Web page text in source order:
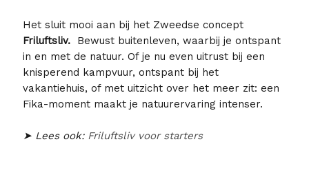
Het sluit mooi aan bij het Zweedse concept
Friluftsliv.
Bewust buitenleven, waarbij je ontspant
in en met de natuur. Of je nu even uitrust bij een
knisperend kampvuur, ontspant bij het
vakantiehuis, of met uitzicht over het meer zit: een
Fika-moment maakt je natuurervaring intenser.
➤ Lees ook: Friluftsliv voor starters